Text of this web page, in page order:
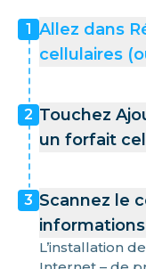
1 Allez dans
cellulaires
2 Touchez
un forfait
3 Scannez le
L’installation